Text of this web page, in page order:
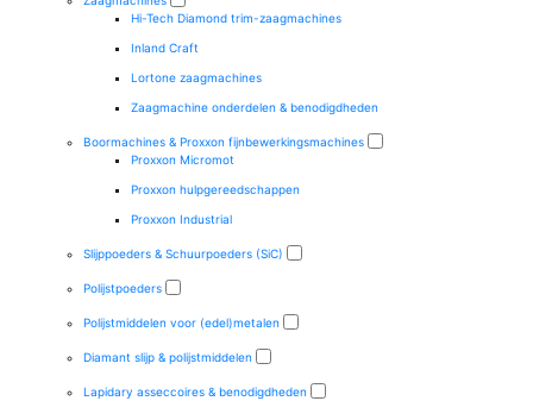
Hi-Tech Diamond trim-zaagmachines
Inland Craft
Lortone zaagmachines
Zaagmachine onderdelen & benodigdheden
Boormachines & Proxxon fijnbewerkingsmachines
Proxxon Micromot
Proxxon hulpgereedschappen
Proxxon Industrial
Slijppoeders & Schuurpoeders (SiC)
Polijstpoeders
Polijstmiddelen voor (edel)metalen
Diamant slijp & polijstmiddelen
Lapidary asseccoires & benodigdheden